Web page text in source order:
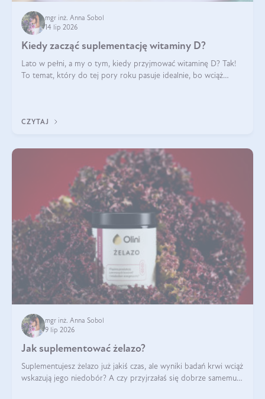
mgr inż. Anna Sobol
14 lip 2026
Kiedy zacząć suplementację witaminy D?
Lato w pełni, a my o tym, kiedy przyjmować witaminę D? Tak!
To temat, który do tej pory roku pasuje idealnie, bo wciąż
CZYTAJ
mgr inż. Anna Sobol
9 lip 2026
Jak suplementować żelazo?
Suplementujesz żelazo już jakiś czas, ale wyniki badań krwi wciąż
wskazują jego niedobór? A czy przyjrzałaś się dobrze samemu